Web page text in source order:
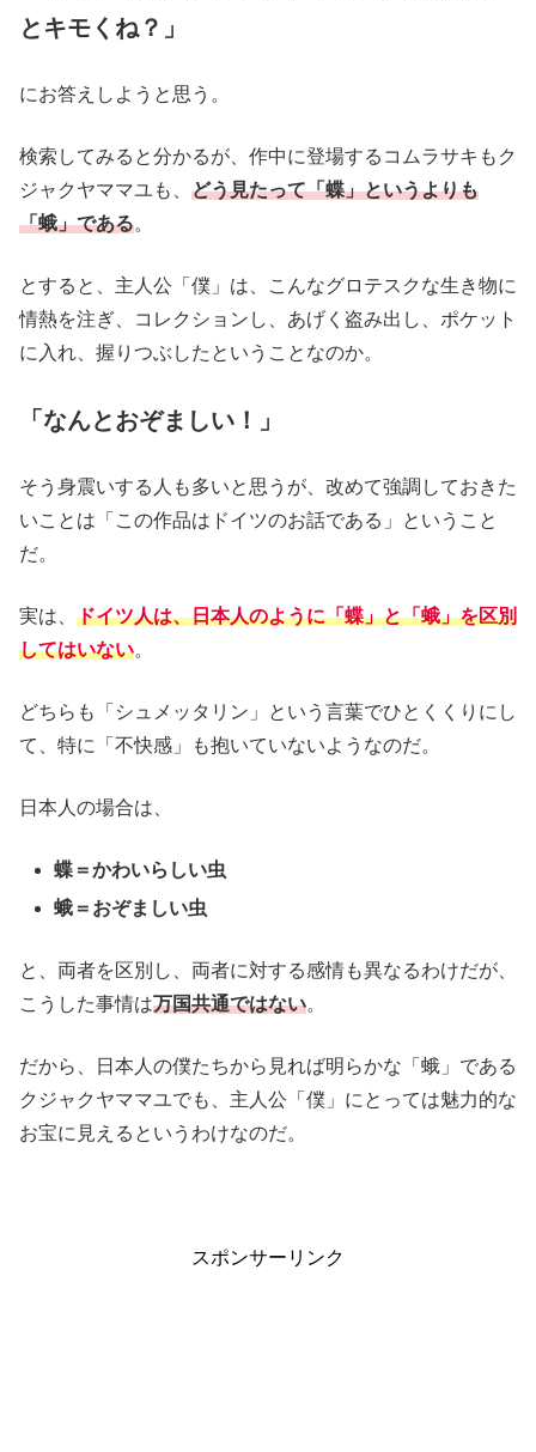
とキモくね？」
にお答えしようと思う。
検索してみると分かるが、作中に登場するコムラサキもク
ジャクヤママユも、 どう見たって「蝶」というよりも
「蛾」である。
とすると、主人公「僕」は、こんなグロテスクな生き物に
情熱を注ぎ、コレクションし、あげく盗み出し、ポケット
に入れ、握りつぶしたということなのか。
「なんとおぞましい！」
そう身震いする人も多いと思うが、改めて強調しておきた
いことは「この作品はドイツのお話である」ということ
だ。
実は、 ドイツ人は、日本人のように「蝶」と「蛾」を区別
してはいない。
どちらも「シュメッタリン」という言葉でひとくくりにし
て、特に「不快感」も抱いていないようなのだ。
日本人の場合は、
蝶＝かわいらしい虫
蛾＝おぞましい虫
と、両者を区別し、両者に対する感情も異なるわけだが、
こうした事情は万国共通ではない。
だから、日本人の僕たちから見れば明らかな「蛾」である
クジャクヤママユでも、主人公「僕」にとっては魅力的な
お宝に見えるというわけなのだ。
スポンサーリンク